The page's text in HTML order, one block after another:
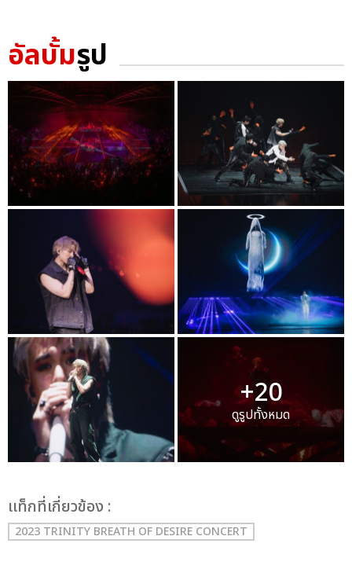
อัลบั้มรูป
+20
ดูรูปทั้งหมด
เเท็กที่เกี่ยวข้อง :
2023 TRINITY BREATH OF DESIRE CONCERT